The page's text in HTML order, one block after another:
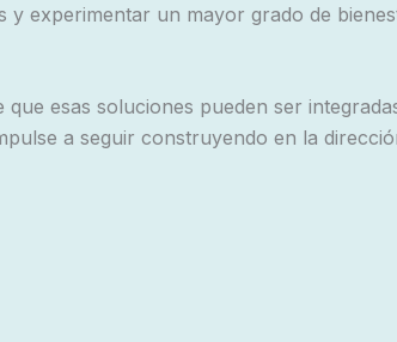
experimentar un mayor grado de
esas soluciones pueden ser
a seguir construyendo en la